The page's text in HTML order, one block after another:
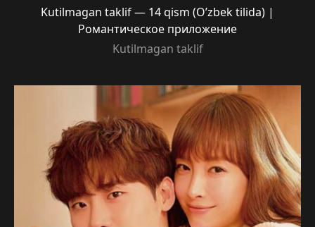
Kutilmagan taklif — 14 qism (O’zbek tilida) |
Романтическое приложение
Kutilmagan taklif